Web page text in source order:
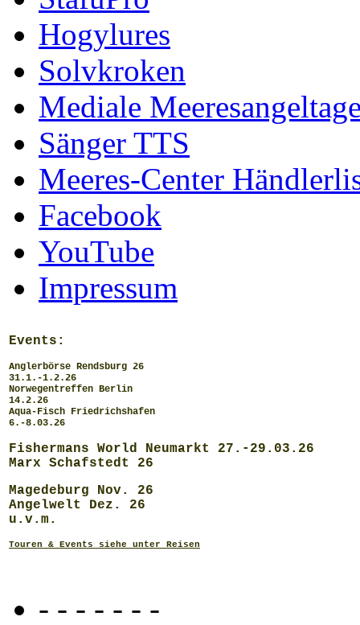
Hogylures
Solvkroken
Mediale
Sänger TTS
Meeres-Center
Facebook
YouTube
Impressum
Events:
Anglerbörse Rendsburg 26
31.1.-1.2.26
Norwegentreffen Berlin
14.2.26
Aqua-Fisch Friedrichshafen
6.-8.03.26
Fishermans World Neumarkt 27.-29.03.26
Marx Schafstedt 26
Magedeburg Nov. 26
Angelwelt Dez. 26
u.v.m.
Touren & Events siehe unter Reisen
- - - - - - -